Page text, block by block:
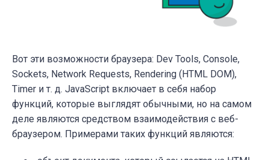
Вот эти возможности браузера: Dev Tools, Console,
Sockets, Network Requests, Rendering (HTML DOM),
Timer и т. д. JavaScript включает в себя набор
функций, которые выглядят обычными, но на самом
деле являются средством взаимодействия с веб-
браузером. Примерами таких функций являются: